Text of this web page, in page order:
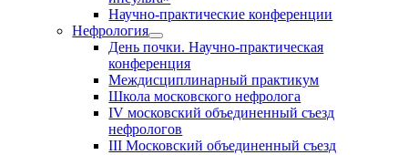
Научно-практические конференции
Нефрология
День почки. Научно-практическая
конференция
Междисциплинарный практикум
Школа московского нефролога
IV московский объединенный съезд
нефрологов
III Московский объединенный съезд